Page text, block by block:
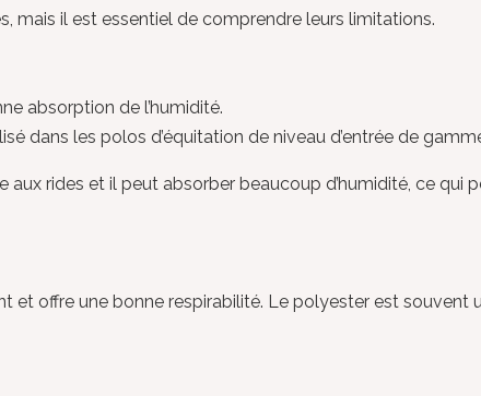
mais il est essentiel de comprendre leurs limitations.
absorption de l’humidité.
dans les polos d’équitation de niveau d’entrée de
rides et il peut absorber beaucoup d’humidité, ce
offre une bonne respirabilité. Le polyester est souvent